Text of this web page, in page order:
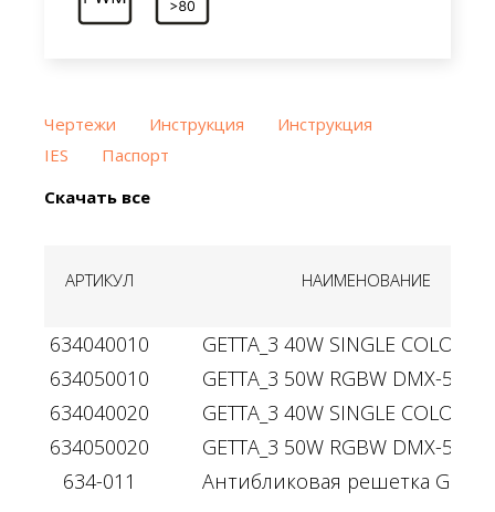
Чертежи Инструкция
Инструкция
IES
Паспорт
Скачать все
АРТИКУЛ НАИМЕНОВАНИЕ
634040010
GETTA_3 40W SINGLE COLOR
634050010
GETTA_3 50W RGBW DMX-512
634040020
GETTA_3 40W SINGLE COLOR
634050020
GETTA_3 50W RGBW DMX-512
634-011
Антибликовая решетка